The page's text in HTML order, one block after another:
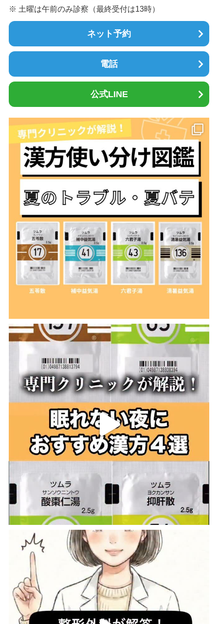
※ 土曜は午前のみ診察（最終受付は13時）
ネット予約
電話
公式LINE